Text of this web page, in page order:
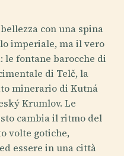
con una spina
imperiale, ma il vero
le fontane barocche di
di Telč, la
minerario di Kutná
Krumlov. Le
cambia il ritmo del
volte gotiche,
essere in una città